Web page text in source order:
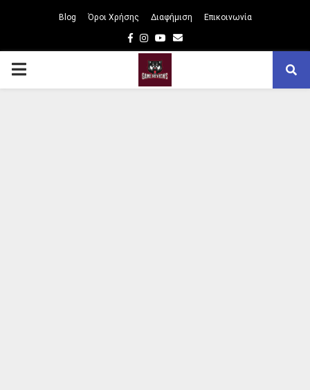
Blog Όροι Χρήσης Διαφήμιση Επικοινωνία
Facebook
Instagram
Youtube
Email
PRIMARY